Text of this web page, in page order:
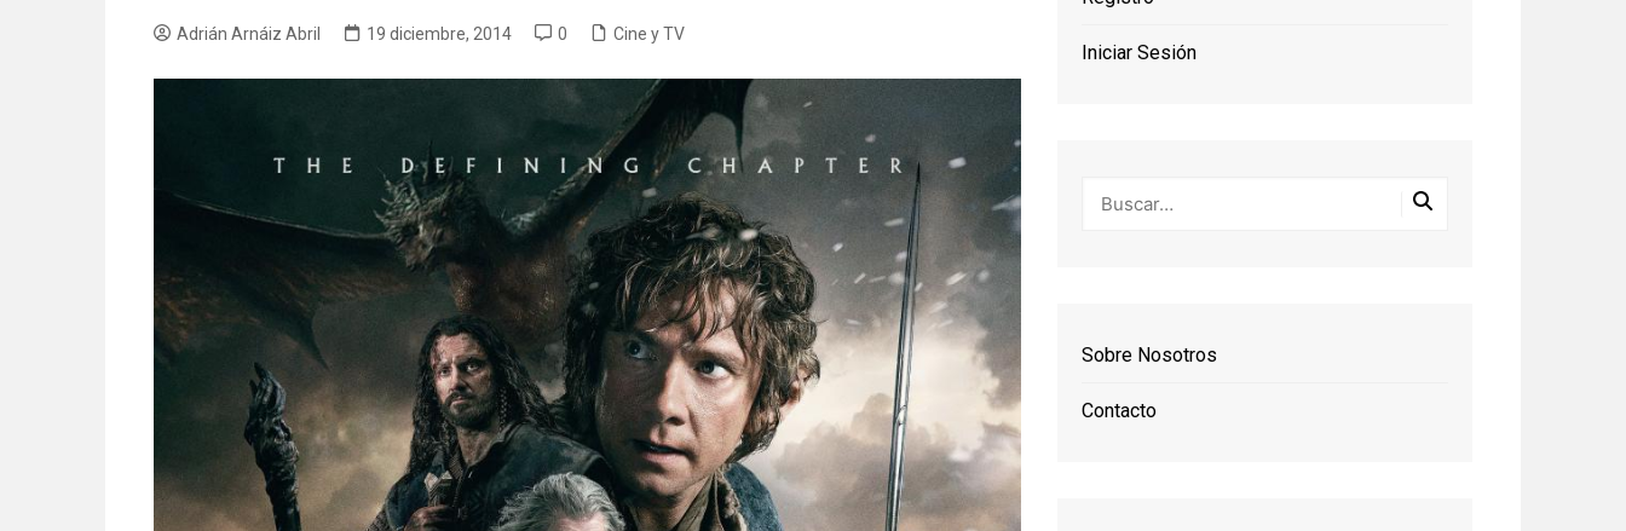
Adrián Arnáiz Abril 19 diciembre, 2014 0 Cine y TV
Iniciar Sesión
Sobre Nosotros
Contacto